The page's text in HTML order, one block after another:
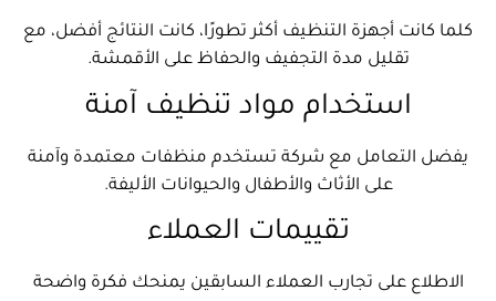
كلما كانت أجهزة التنظيف أكثر تطورًا، كانت النتائج أفضل، مع
تقليل مدة التجفيف والحفاظ على الأقمشة.
استخدام مواد تنظيف آمنة
يفضل التعامل مع شركة تستخدم منظفات معتمدة وآمنة
على الأثاث والأطفال والحيوانات الأليفة.
تقييمات العملاء
الاطلاع على تجارب العملاء السابقين يمنحك فكرة واضحة